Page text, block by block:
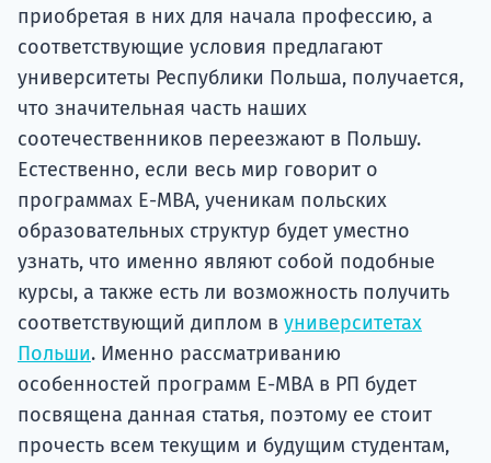
приобретая в них для начала профессию, а
соответствующие условия предлагают
университеты Республики Польша, получается,
что значительная часть наших
соотечественников переезжают в Польшу.
Естественно, если весь мир говорит о
программах E-MBA, ученикам польских
образовательных структур будет уместно
узнать, что именно являют собой подобные
курсы, а также есть ли возможность получить
соответствующий диплом в университетах
Польши. Именно рассматриванию
особенностей программ E-MBA в РП будет
посвящена данная статья, поэтому ее стоит
прочесть всем текущим и будущим студентам,